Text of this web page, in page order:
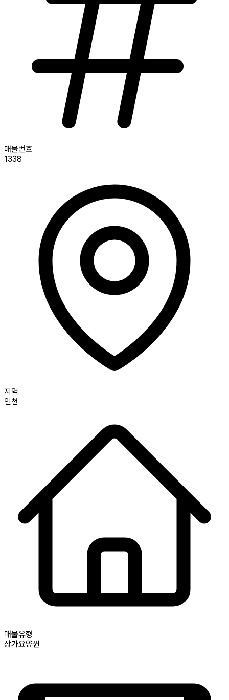
매물번호
1338
지역
인천
매물유형
상가요양원